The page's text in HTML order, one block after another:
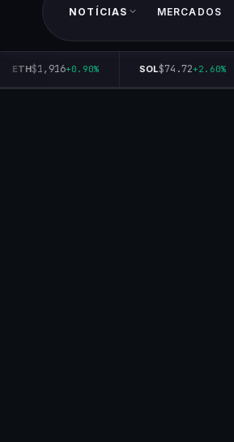
NOTÍCIAS MERCADOS
ETH$1,916+0.90% SOL$74.72+2.60%